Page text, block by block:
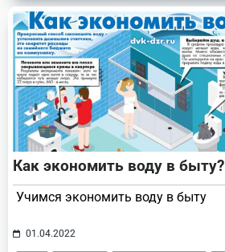
Как экономить воду в быту?
Учимся экономить воду в быту
01.04.2022